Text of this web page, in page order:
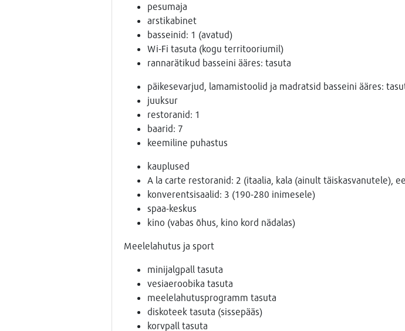
pesumaja
arstikabinet
basseinid: 1 (avatud)
Wi-Fi tasuta (kogu territooriumil)
rannarätikud basseini ääres: tasuta
päikesevarjud, lamamistoolid ja madratsid basseini ääres:
juuksur
restoranid: 1
baarid: 7
keemiline puhastus
kauplused
A la carte restoranid: 2 (itaalia, kala (ainult täiskasvanutele),
konverentsisaalid: 3 (190-280 inimesele)
spaa-keskus
kino (vabas õhus, kino kord nädalas)
Meelelahutus ja sport
minijalgpall tasuta
vesiaeroobika tasuta
meelelahutusprogramm tasuta
diskoteek tasuta (sissepääs)
korvpall tasuta